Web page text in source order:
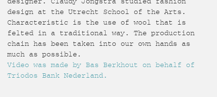
design at the Utrecht School of the Arts.
Characteristic is the use of wool that is
felted in a traditional way. The production
chain has been taken into our own hands as
much as possible.
Video was made by Bas Berkhout on behalf of
Triodos Bank Nederland.